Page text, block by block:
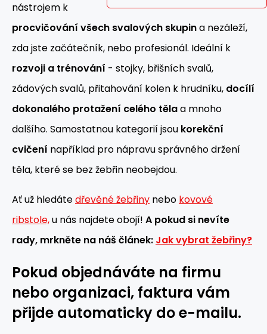
nástrojem k
procvičování všech svalových skupina nezáleží,
zda jste začátečník, nebo profesionál. Ideální k
rozvoji a trénování - stojky, břišních svalů,
zádových svalů, přitahování kolen k hrudníku, docílí
dokonalého protažení celého tělaa mnoho
dalšího. Samostatnou kategorií jsou korekční
cvičení například pro nápravu správného držení
těla, které se bez žebřin neobejdou.
Ať už hledátedřevěné žebřiny nebo kovové
ribstole,u nás najdete obojí! A pokud si nevíte
rady, mrkněte na náš článek: Jak vybrat žebřiny?
Pokud objednáváte na firmu
nebo organizaci, faktura vám
přijde automaticky do e-mailu.